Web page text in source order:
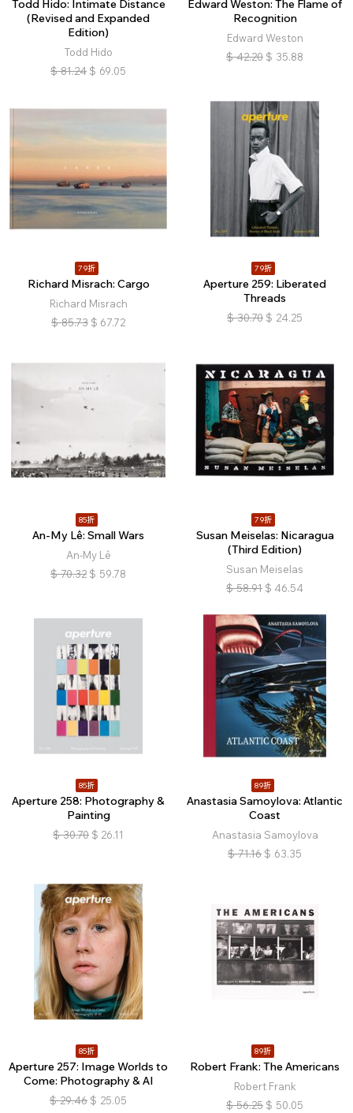
Todd Hido: Intimate Distance
(Revised and Expanded
Edition)
Todd Hido
$ 81.24 $ 69.05
Edward Weston: The Flame of
Recognition
Edward Weston
$ 42.20 $ 35.88
79折
Richard Misrach: Cargo
Richard Misrach
$ 85.73 $ 67.72
79折
Aperture 259: Liberated
Threads
$ 30.70 $ 24.25
85折
An-My Lê: Small Wars
An-My Lê
$ 70.32 $ 59.78
79折
Susan Meiselas: Nicaragua
(Third Edition)
Susan Meiselas
$ 58.91 $ 46.54
85折
Aperture 258: Photography &
Painting
$ 30.70 $ 26.11
89折
Anastasia Samoylova: Atlantic
Coast
Anastasia Samoylova
$ 71.16 $ 63.35
85折
Aperture 257: Image Worlds to
Come: Photography & AI
$ 29.46 $ 25.05
89折
Robert Frank: The Americans
Robert Frank
$ 56.25 $ 50.05